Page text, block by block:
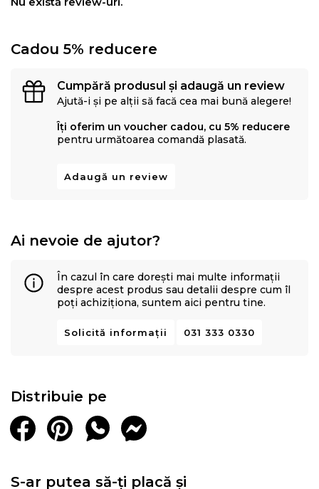
Cadou 5% reducere
Cumpără produsul și adaugă un review
Ajută-i și pe alții să facă cea mai bună alegere!
Îți oferim un voucher cadou, cu 5% reducere
pentru următoarea comandă plasată.
Adaugă un review
Ai nevoie de ajutor?
În cazul în care dorești mai multe informații
despre acest produs sau detalii despre cum îl
poți achiziționa, suntem aici pentru tine.
Solicită informații 031 333 0330
Distribuie pe
S-ar putea să-ți placă și